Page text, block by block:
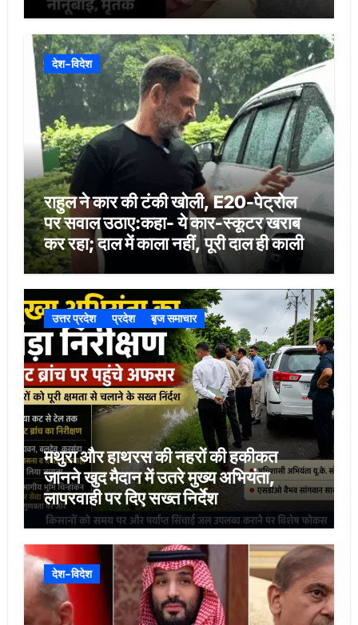
देश-विदेश
राहुल ने कार की टंकी खोली, E20-पेट्रोल
पर सवाल उठाए:कहा- ये कार-स्कूटर खराब
कर रहा; दाल में काला नहीं, पूरी दाल ही काली
उत्तर प्रदेश प्रदेश बृज समाचार
मथुरा और हाथरस की नहरों की हकीकत
जानने खुद मैदान में उतरे मुख्य अभियंता,
लापरवाही पर दिए सख्त निर्देश
देश-विदेश